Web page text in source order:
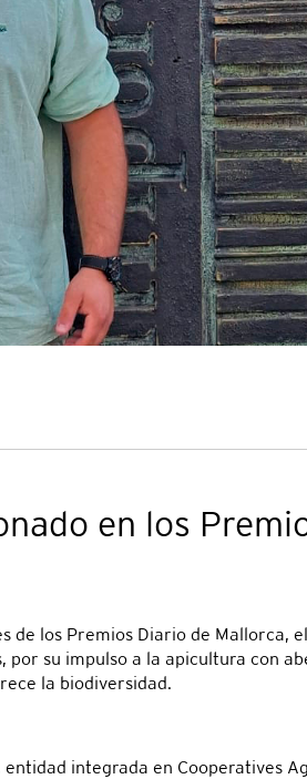
en los
de los Premios Diario de Mallorca,
su impulso a la apicultura con
la biodiversidad.
integrada en Cooperatives